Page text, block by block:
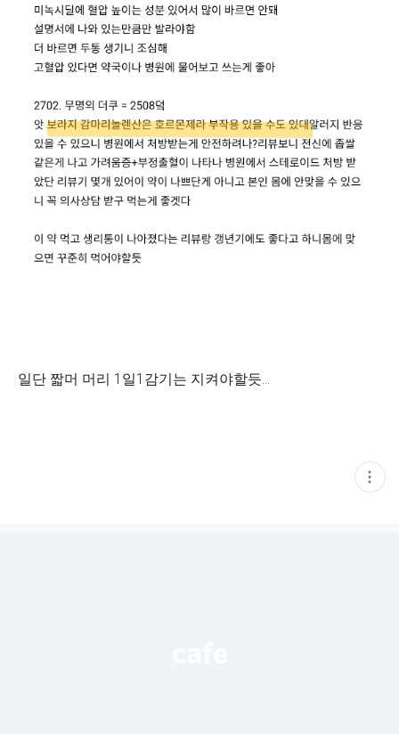
일단 짧머 머리 1일1감기는 지켜야할듯...
현
재